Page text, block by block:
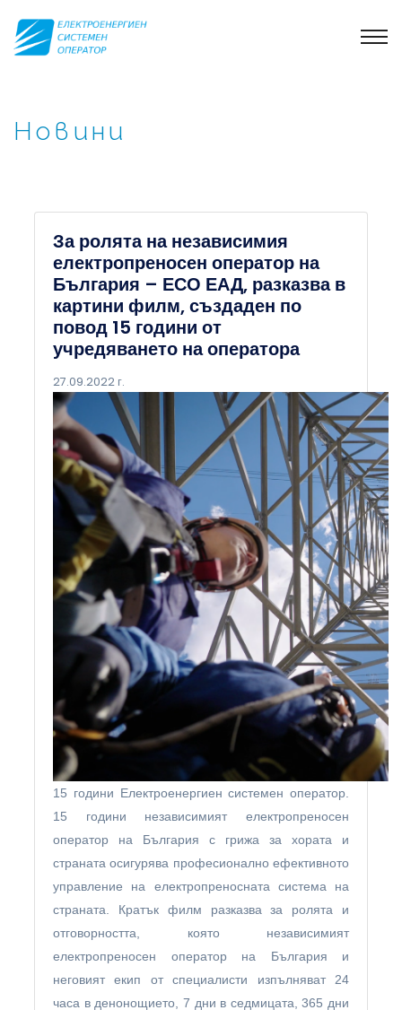
Новини
За ролята на независимия
електропреносен оператор на
България – ЕСО ЕАД, разказва в
картини филм, създаден по
повод 15 години от
учредяването на оператора
27.09.2022 г.
15 години Електроенергиен системен оператор.
15 години независимият електропреносен
оператор на България с грижа за хората и
страната осигурява професионално ефективното
управление на електропреносната система на
страната. Кратък филм разказва за ролята и
отговорността, която независимият
електропреносен оператор на България и
неговият екип от специалисти изпълняват 24
часа в денонощието, 7 дни в седмицата, 365 дни